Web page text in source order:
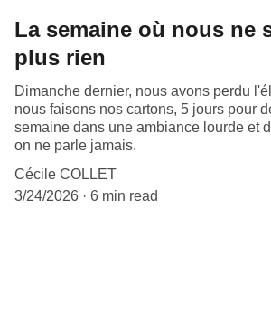
La semaine où nous ne
plus rien
Dimanche dernier, nous avons perdu
nous faisons nos cartons, 5 jours pour
semaine dans une ambiance lourde et
on ne parle jamais.
Cécile COLLET
3/24/2026
6 min read